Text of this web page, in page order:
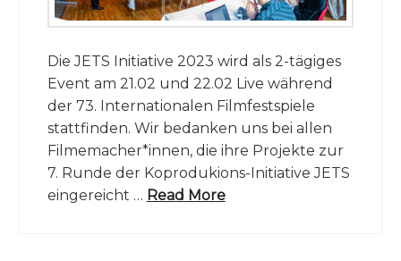
Die JETS Initiative 2023 wird als 2-tägiges
Event am 21.02 und 22.02 Live während
der 73. Internationalen Filmfestspiele
stattfinden. Wir bedanken uns bei allen
Filmemacher*innen, die ihre Projekte zur
7. Runde der Koprodukions-Initiative JETS
eingereicht … Read More